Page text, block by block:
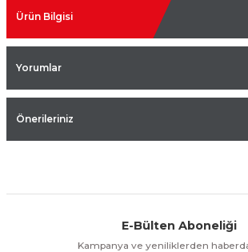
Ürün Bilgisi
Yorumlar
Önerileriniz
Kolay İade & Değişim Güvenli
E-Bülten Aboneliği
Kampanya ve yeniliklerden